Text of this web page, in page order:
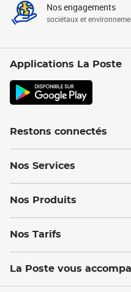
Nos engagements
sociétaux et
Applications La Poste
Restons connectés
Nos Services
Nos Produits
Nos Tarifs
La Poste vous